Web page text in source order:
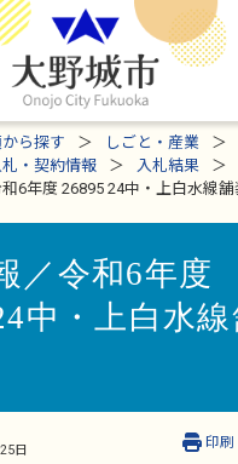
ら探す しごと・産業
・契約情報
入札結果
6年度 26895 24中・上白水線
／令和6年度
中・上白水線
日 印刷